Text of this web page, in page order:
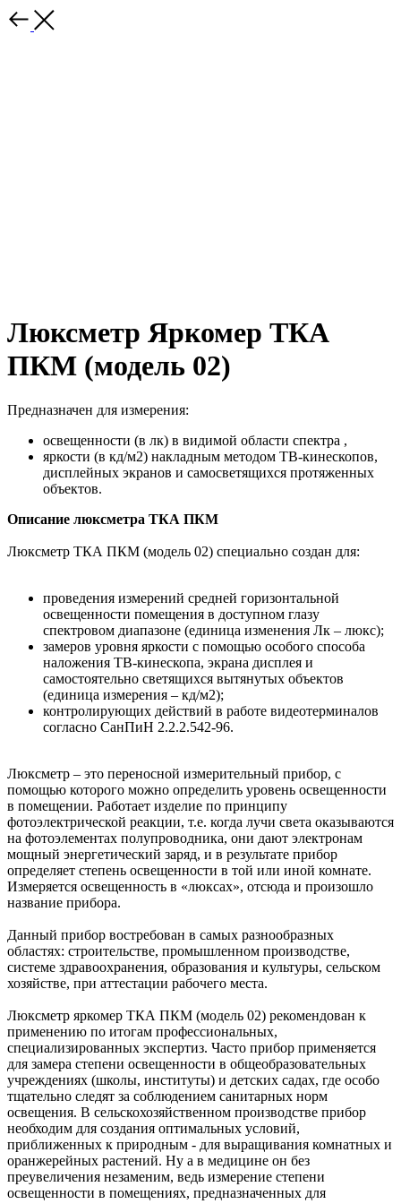
Люксметр Яркомер ТКА
ПКМ (модель 02)
Предназначен для измерения:
освещенности (в лк) в видимой области спектра ,
яркости (в кд/м2) накладным методом ТВ-кинескопов,
дисплейных экранов и самосветящихся протяженных
объектов.
Описание люксметра ТКА ПКМ
Люксметр ТКА ПКМ (модель 02) специально создан для:
проведения измерений средней горизонтальной
освещенности помещения в доступном глазу
спектровом диапазоне (единица изменения Лк – люкс);
замеров уровня яркости с помощью особого способа
наложения ТВ-кинескопа, экрана дисплея и
самостоятельно светящихся вытянутых объектов
(единица измерения – кд/м2);
контролирующих действий в работе видеотерминалов
согласно СанПиН 2.2.2.542-96.
Люксметр – это переносной измерительный прибор, с
помощью которого можно определить уровень освещенности
в помещении. Работает изделие по принципу
фотоэлектрической реакции, т.е. когда лучи света оказываются
на фотоэлементах полупроводника, они дают электронам
мощный энергетический заряд, и в результате прибор
определяет степень освещенности в той или иной комнате.
Измеряется освещенность в «люксах», отсюда и произошло
название прибора.
Данный прибор востребован в самых разнообразных
областях: строительстве, промышленном производстве,
системе здравоохранения, образования и культуры, сельском
хозяйстве, при аттестации рабочего места.
Люксметр яркомер ТКА ПКМ (модель 02) рекомендован к
применению по итогам профессиональных,
специализированных экспертиз. Часто прибор применяется
для замера степени освещенности в общеобразовательных
учреждениях (школы, институты) и детских садах, где особо
тщательно следят за соблюдением санитарных норм
освещения. В сельскохозяйственном производстве прибор
необходим для создания оптимальных условий,
приближенных к природным - для выращивания комнатных и
оранжерейных растений. Ну а в медицине он без
преувеличения незаменим, ведь измерение степени
освещенности в помещениях, предназначенных для